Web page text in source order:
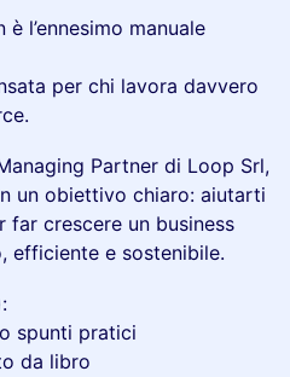
è l’ennesimo manuale
per chi lavora davvero
Partner di Loop Srl,
un obiettivo chiaro: aiutarti
crescere un business
efficiente e sostenibile.
spunti pratici
da libro